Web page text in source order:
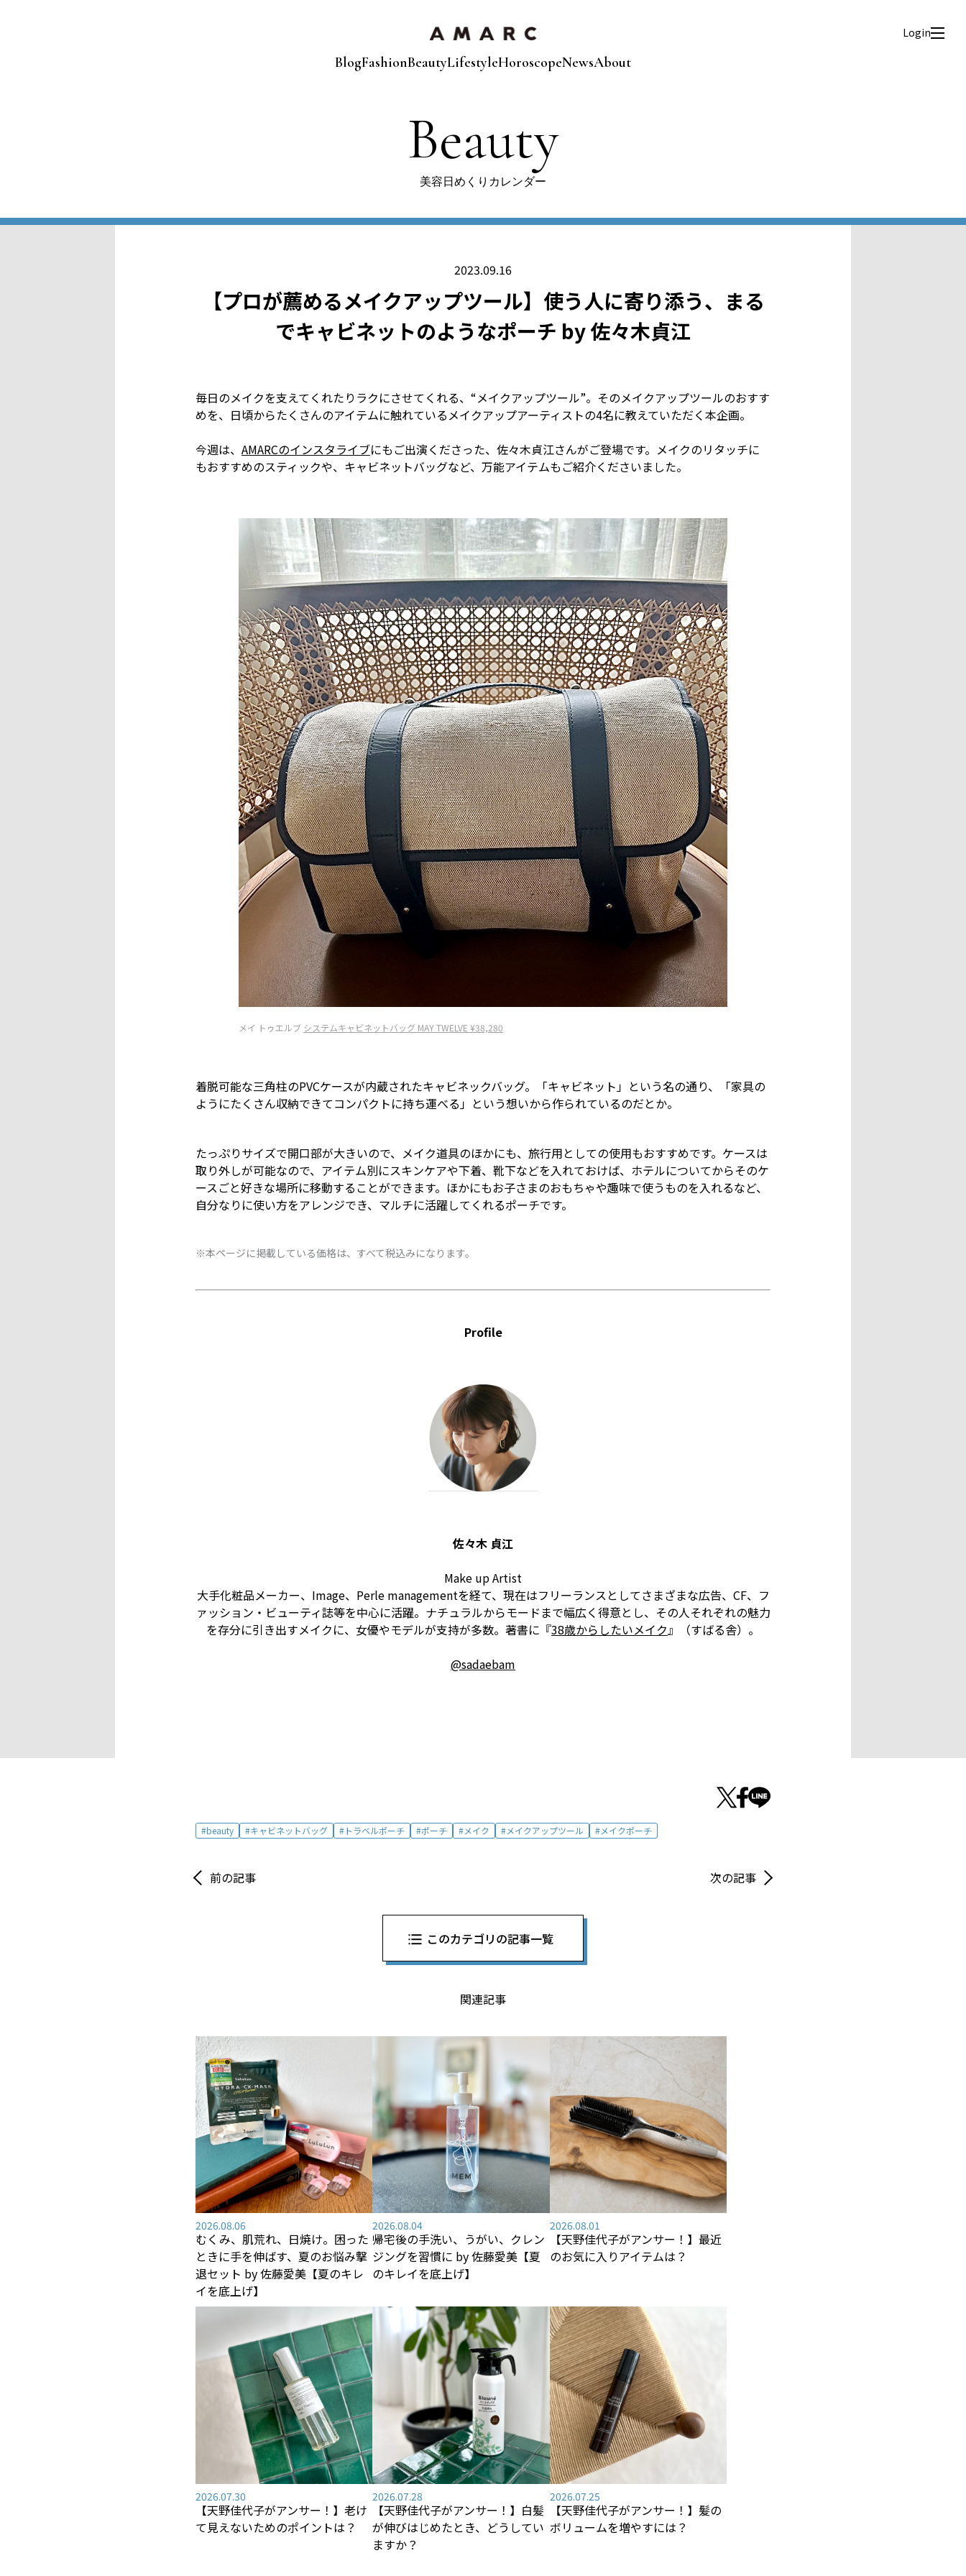
BlogFashionBeautyLifestyleHoroscopeNewsAbout
Login
Beauty
美容日めくりカレンダー
2023.09.16
【プロが薦めるメイクアップツール】使う人に寄り添う、まる
でキャビネットのようなポーチ by 佐々木貞江
毎日のメイクを支えてくれたりラクにさせてくれる、“メイクアップツール”。そのメイクアップツールのおすす
めを、日頃からたくさんのアイテムに触れているメイクアップアーティストの4名に教えていただく本企画。
今週は、 AMARCのインスタライブにもご出演くださった、佐々木貞江さんがご登場です。メイクのリタッチに
もおすすめのスティックや、キャビネットバッグなど、万能アイテムもご紹介くださいました。
メイ トゥエルブ システムキャビネットバッグ MAY TWELVE ¥38,280
着脱可能な三角柱のPVCケースが内蔵されたキャビネックバッグ。「キャビネット」という名の通り、「家具の
ようにたくさん収納できてコンパクトに持ち運べる」という想いから作られているのだとか。
たっぷりサイズで開口部が大きいので、メイク道具のほかにも、旅行用としての使用もおすすめです。ケースは
取り外しが可能なので、アイテム別にスキンケアや下着、靴下などを入れておけば、ホテルについてからそのケ
ースごと好きな場所に移動することができます。ほかにもお子さまのおもちゃや趣味で使うものを入れるなど、
自分なりに使い方をアレンジでき、マルチに活躍してくれるポーチです。
※本ページに掲載している価格は、すべて税込みになります。
Profile
佐々木 貞江
Make up Artist
大手化粧品メーカー、Image、Perle managementを経て、現在はフリーランスとしてさまざまな広告、CF、フ
ァッション・ビューティ誌等を中心に活躍。ナチュラルからモードまで幅広く得意とし、その人それぞれの魅力
を存分に引き出すメイクに、女優やモデルが支持が多数。著書に『38歳からしたいメイク』（すばる舎）。
@sadaebam
beauty キャビネットバッグ トラベルポーチ ポーチ メイク メイクアップツール メイクポーチ
前の記事 次の記事
このカテゴリの記事一覧
関連記事
2026.08.06
むくみ、肌荒れ、日焼け――。困った
ときに手を伸ばす、夏のお悩み撃
退セット by 佐藤愛美【夏のキレ
イを底上げ】
2026.08.04
帰宅後の手洗い、うがい、クレン
ジングを習慣に by 佐藤愛美【夏
のキレイを底上げ】
2026.08.01
【天野佳代子がアンサー！】最近
のお気に入りアイテムは？
2026.07.30
【天野佳代子がアンサー！】老け
て見えないためのポイントは？
2026.07.28
【天野佳代子がアンサー！】白髪
が伸びはじめたとき、どうしてい
ますか？
2026.07.25
【天野佳代子がアンサー！】髪の
ボリュームを増やすには？